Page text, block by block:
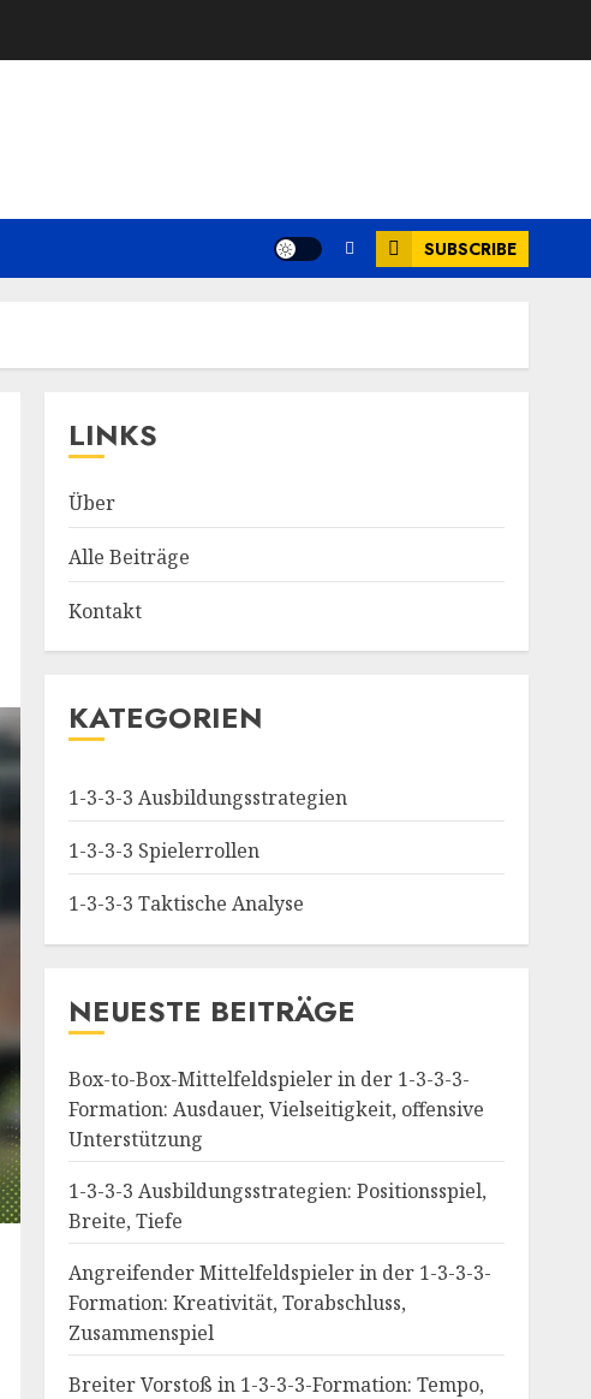
SUBSCRIBE
LINKS
Über
Alle Beiträge
Kontakt
KATEGORIEN
1-3-3-3 Ausbildungsstrategien
1-3-3-3 Spielerrollen
1-3-3-3 Taktische Analyse
NEUESTE BEITRÄGE
Box-to-Box-Mittelfeldspieler in der 1-3-3-3-
Formation: Ausdauer, Vielseitigkeit, offensive
Unterstützung
1-3-3-3 Ausbildungsstrategien: Positionsspiel,
Breite, Tiefe
Angreifender Mittelfeldspieler in der 1-3-3-3-
Formation: Kreativität, Torabschluss,
Zusammenspiel
Breiter Vorstoß in 1-3-3-3-Formation: Tempo,